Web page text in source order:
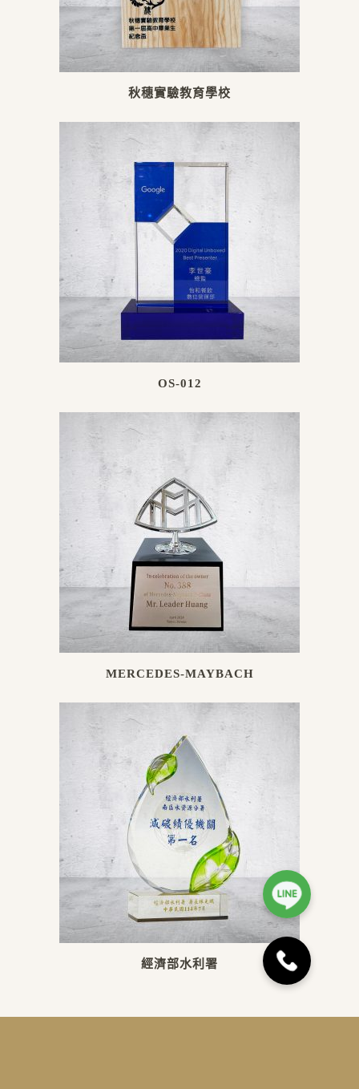
秋穗實驗教育學校
OS-012
MERCEDES-MAYBACH
經濟部水利署